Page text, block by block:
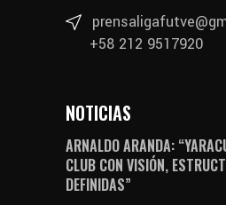
+58 212 9517920
NOTICIAS
ARNALDO ARANDA:
CLUB CON VISIÓN,
DEFINIDAS”